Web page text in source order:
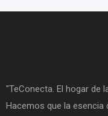
"TeConecta. El hogar de
Hacemos que la esencia